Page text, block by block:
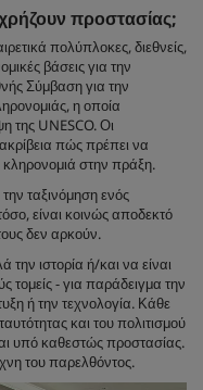
προστασίας;
πολύπλοκες, διεθνείς,
βάσεις για την
Σύμβαση για την
η οποία
της UNESCO. Οι
πώς πρέπει να
στην πράξη.
ταξινόμηση ενός
είναι κοινώς αποδεκτό
δεν αρκούν.
ιστορία ή/και να είναι
τομείς - για παράδειγμα την
ή την τεχνολογία. Κάθε
και του πολιτισμού
υπό καθεστώς προστασίας.
του παρελθόντος.